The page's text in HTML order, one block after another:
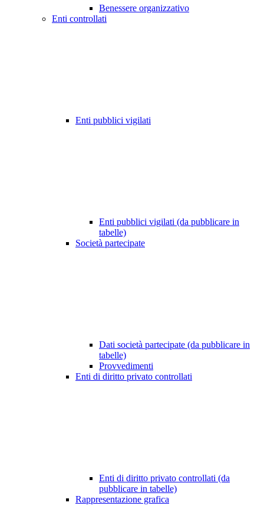
Benessere organizzativo
Enti controllati
Enti pubblici vigilati
Enti pubblici vigilati (da pubblicare in
tabelle)
Società partecipate
Dati società partecipate (da pubblicare in
tabelle)
Provvedimenti
Enti di diritto privato controllati
Enti di diritto privato controllati (da
pubblicare in tabelle)
Rappresentazione grafica